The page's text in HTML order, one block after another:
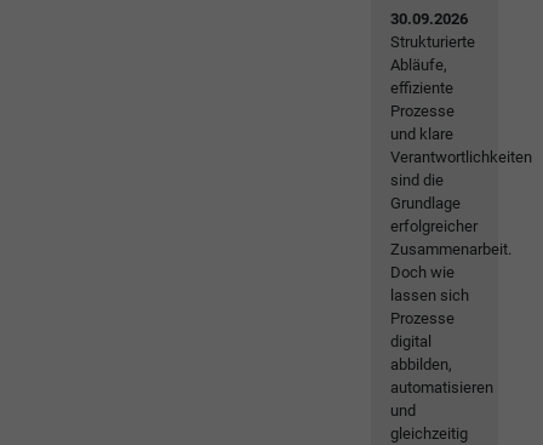
30.09.2026
Strukturierte
Abläufe,
effiziente
Prozesse
und klare
Verantwortlichkeiten
sind die
Grundlage
erfolgreicher
Zusammenarbeit.
Doch wie
lassen sich
Prozesse
digital
abbilden,
automatisieren
und
gleichzeitig